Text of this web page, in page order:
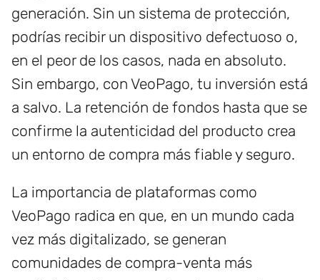
generación. Sin un sistema de protección,
podrías recibir un dispositivo defectuoso o,
en el peor de los casos, nada en absoluto.
Sin embargo, con VeoPago, tu inversión está
a salvo. La retención de fondos hasta que se
confirme la autenticidad del producto crea
un entorno de compra más fiable y seguro.
La importancia de plataformas como
VeoPago radica en que, en un mundo cada
vez más digitalizado, se generan
comunidades de compra-venta más